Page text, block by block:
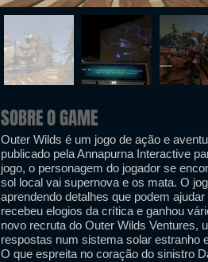
SOBRE O GAME
Outer Wilds é um jogo de ação e
publicado pela Annapurna Interactive
jogo, o personagem do jogador se
sol local vai supernova e os mata. O
aprendendo detalhes que podem
recebeu elogios da crítica e ganhou
novo recruta do Outer Wilds Ventures,
respostas num sistema solar estranho
O que espreita no coração do sinistro